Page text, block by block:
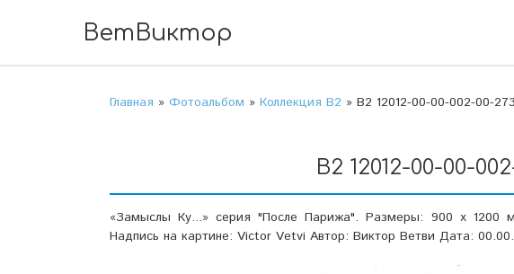
ВетВиктор
Главная » Фотоальбом » Коллекция В2 » В2 12012-00-00-002-00-
В2 12012-00-00-
«Замыслы Ку...» серия "После Парижа". Размеры: 900 х 1200
Надпись на картине: Victor Vetvi Автор: Виктор Ветви Дата: